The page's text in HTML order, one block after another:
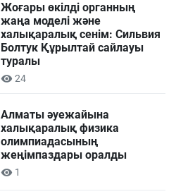
Жоғары өкілді органның
жаңа моделі және
халықаралық сенім: Сильвия
Болтук Құрылтай сайлауы
туралы
24
Алматы әуежайына
халықаралық физика
олимпиадасының
жеңімпаздары оралды
1